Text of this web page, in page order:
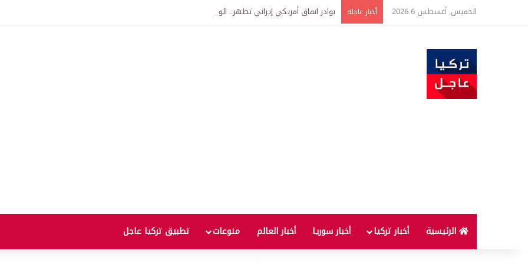
الخميس, أغسطس 6 2026 أخبار عاجلة بوادر اتفاق أمريكي إيراني تظهر.. الولايات المتحدة ترفع عقوبات عن شركة مرتبطة بالعراق وإيران
الرئيسية أخبار تركيا أخبار سوريا أخبار العالم منوعات تطبيق تركيا عاجل